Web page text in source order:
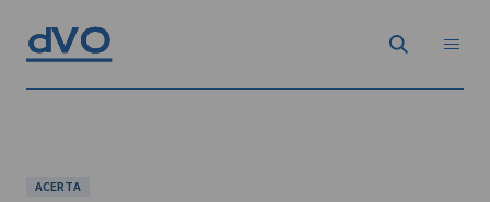
ACERTA